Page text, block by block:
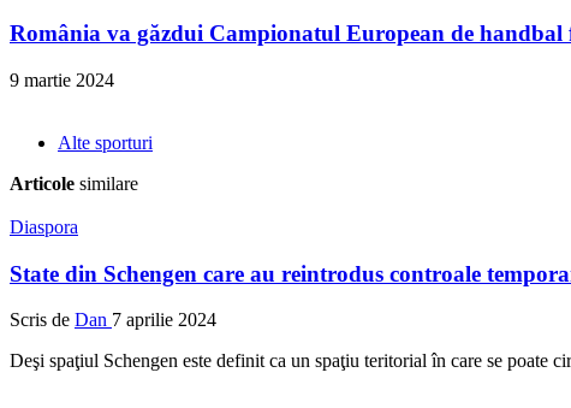
România va găzdui Campionatul European de handbal
9 martie 2024
Alte sporturi
Articole similare
Diaspora
State din Schengen care au reintrodus controale
Scris de Dan 7 aprilie 2024
Deşi spaţiul Schengen este definit ca un spaţiu teritorial în care se poate